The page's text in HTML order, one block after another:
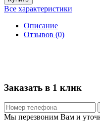
Все характеристики
Описание
Отзывов (0)
Заказать в 1 клик
Мы перезвоним Вам и